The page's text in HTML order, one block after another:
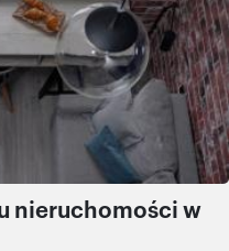
nieruchomości w